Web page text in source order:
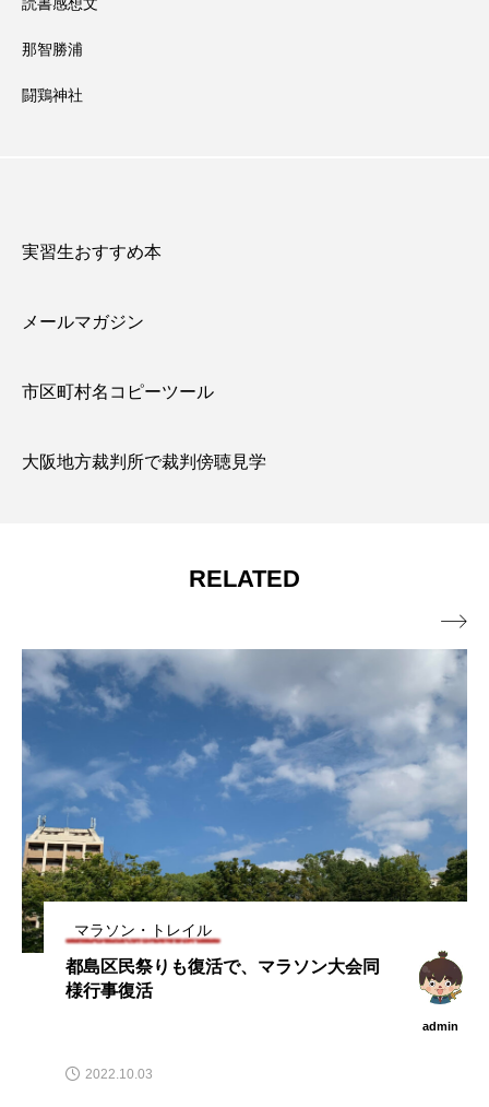
読書感想文
那智勝浦
闘鶏神社
実習生おすすめ本
メールマガジン
市区町村名コピーツール
大阪地方裁判所で裁判傍聴見学
RELATED
マラソン・トレイル
三都ウルトラマラニックランナーを大川
沿いで発見
admin
2019.12.10
